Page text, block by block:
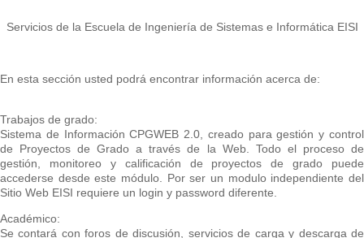
Servicios de la Escuela de Ingeniería de Sistemas e Informática EISI
En esta sección usted podrá encontrar información acerca de:
Trabajos de grado:
Sistema de Información CPGWEB 2.0, creado para gestión y control
de Proyectos de Grado a través de la Web. Todo el proceso de
gestión, monitoreo y calificación de proyectos de grado puede
accederse desde este módulo. Por ser un modulo independiente del
Sitio Web EISI requiere un login y password diferente.
Académico:
Se contará con foros de discusión, servicios de carga y descarga de